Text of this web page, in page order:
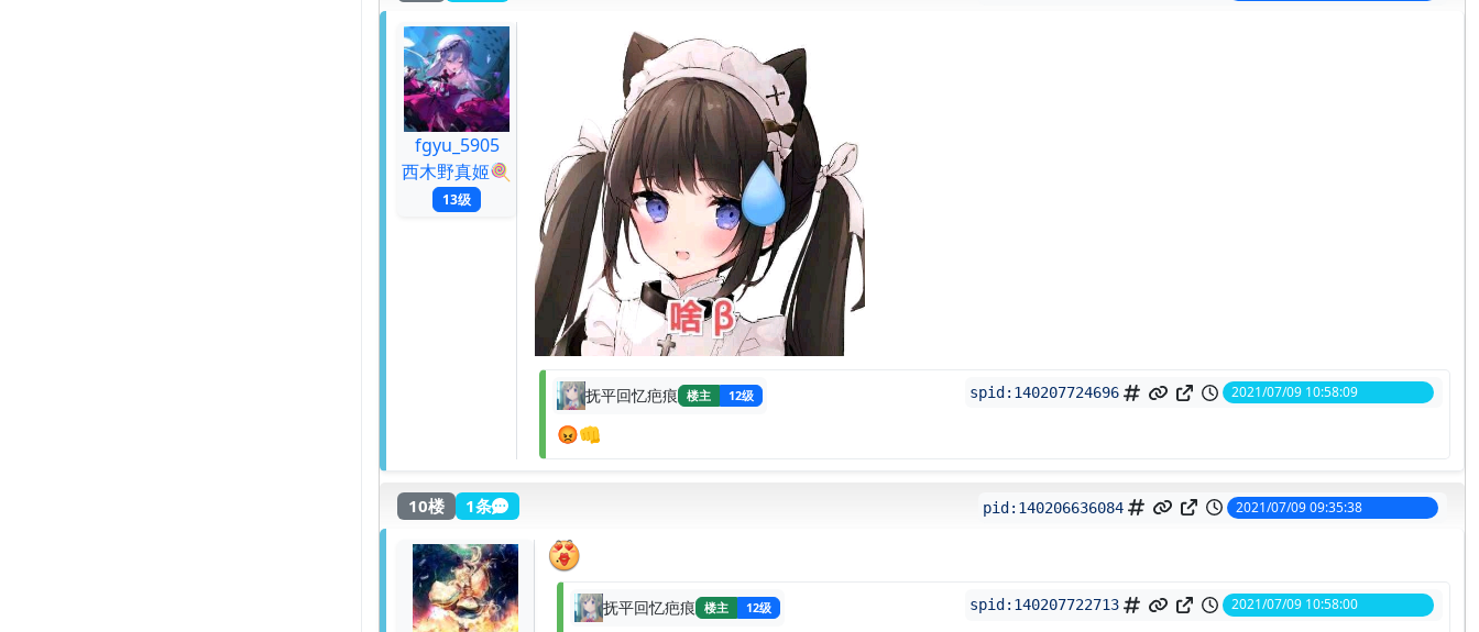
fgyu_5905
西木野真姬🍭
13级
抚平回忆疤痕 楼主 12级 spid: 140207724696 2021/07/09 10:58:09
😡👊
10楼 1条 pid: 140206636084 2021/07/09 09:35:38
抚平回忆疤痕 楼主 12级 spid: 140207722713 2021/07/09 10:58:00